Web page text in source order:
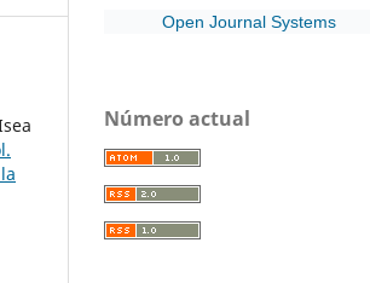
Open Journal Systems
Número actual